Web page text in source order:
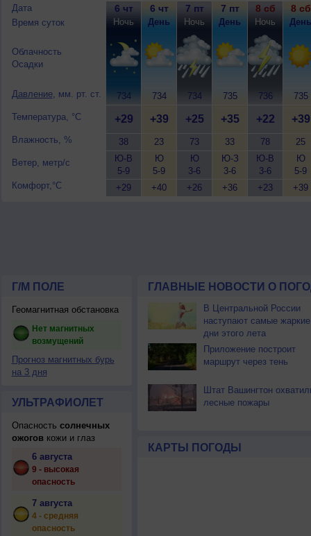
днем +39..41°, ветер юго-западный,
Дата
Время суток
Облачность
Осадки
Давление, мм. рт. ст.
Температура, °C
Влажность, %
Ветер, метр/с
Комфорт,°C
6 чт
Ночь
734
+29
38
Ю-В
5-9
+29
6 чт
День
734
+39
23
Ю
5-9
+40
7 пт
Ночь
734
+25
73
Ю
3-6
+26
7 пт
День
735
+35
33
Ю-З
3-6
+36
8 сб
Ночь
736
+22
78
Ю-В
3-6
+23
8 сб
День
735
+39
25
Ю
5-9
+39
Г/М ПОЛЕ
Геомагнитная обстановка
Нет магнитных
возмущений
Прогноз магнитных бурь
на 3 дня
УЛЬТРАФИОЛЕТ
Опасность солнечных
ожоговкожи и глаз
6 августа
9 - высокая
опасность
7 августа
4 - средняя
опасность
ГЛАВНЫЕ НОВОСТИ О
В Центральной России
наступают самые жаркие
дни этого лета
Приложение построит
маршрут через тень
Штат Вашингтон
лесные пожары
КАРТЫ ПОГОДЫ